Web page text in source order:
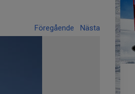
Föregående Nästa